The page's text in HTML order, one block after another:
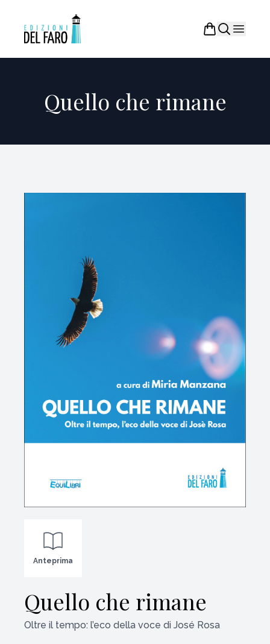
Quello che rimane
Anteprima
Quello che rimane
Oltre il tempo: l’eco della voce di José Rosa